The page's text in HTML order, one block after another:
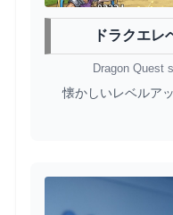
ドラクエレ
Dragon Quest
懐かしいレベルア